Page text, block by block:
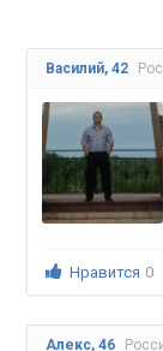
Василий, 42
Нравится 0
Алекс, 46